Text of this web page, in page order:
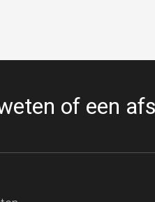
of een